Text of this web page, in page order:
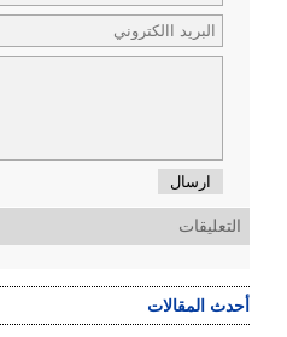
ارسال
التعليقات
أحدث المقالات